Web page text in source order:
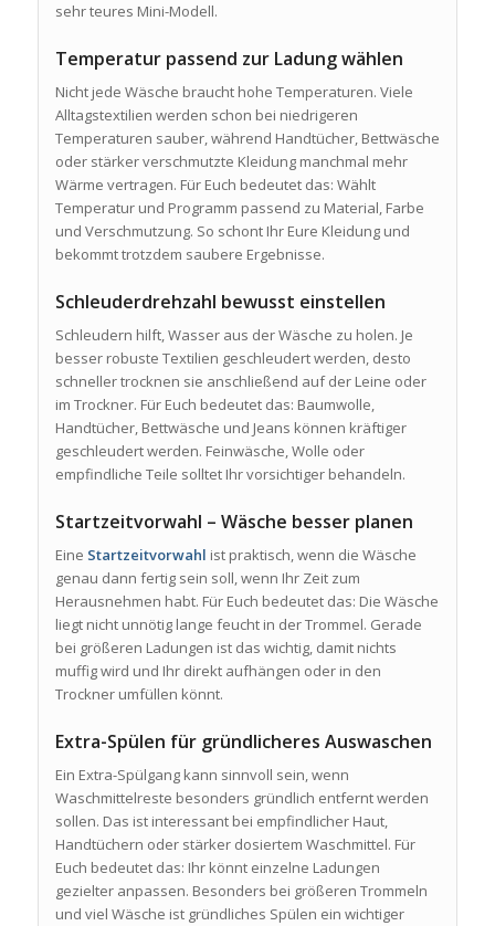
sehr teures Mini-Modell.
Temperatur passend zur Ladung wählen
Nicht jede Wäsche braucht hohe Temperaturen. Viele
Alltagstextilien werden schon bei niedrigeren
Temperaturen sauber, während Handtücher, Bettwäsche
oder stärker verschmutzte Kleidung manchmal mehr
Wärme vertragen. Für Euch bedeutet das: Wählt
Temperatur und Programm passend zu Material, Farbe
und Verschmutzung. So schont Ihr Eure Kleidung und
bekommt trotzdem saubere Ergebnisse.
Schleuderdrehzahl bewusst einstellen
Schleudern hilft, Wasser aus der Wäsche zu holen. Je
besser robuste Textilien geschleudert werden, desto
schneller trocknen sie anschließend auf der Leine oder
im Trockner. Für Euch bedeutet das: Baumwolle,
Handtücher, Bettwäsche und Jeans können kräftiger
geschleudert werden. Feinwäsche, Wolle oder
empfindliche Teile solltet Ihr vorsichtiger behandeln.
Startzeitvorwahl – Wäsche besser planen
Eine Startzeitvorwahl ist praktisch, wenn die Wäsche
genau dann fertig sein soll, wenn Ihr Zeit zum
Herausnehmen habt. Für Euch bedeutet das: Die Wäsche
liegt nicht unnötig lange feucht in der Trommel. Gerade
bei größeren Ladungen ist das wichtig, damit nichts
muffig wird und Ihr direkt aufhängen oder in den
Trockner umfüllen könnt.
Extra-Spülen für gründlicheres Auswaschen
Ein Extra-Spülgang kann sinnvoll sein, wenn
Waschmittelreste besonders gründlich entfernt werden
sollen. Das ist interessant bei empfindlicher Haut,
Handtüchern oder stärker dosiertem Waschmittel. Für
Euch bedeutet das: Ihr könnt einzelne Ladungen
gezielter anpassen. Besonders bei größeren Trommeln
und viel Wäsche ist gründliches Spülen ein wichtiger